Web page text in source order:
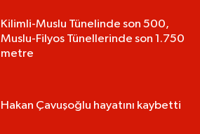
Kilimli-Muslu Tünelinde son 500,
Muslu-Filyos Tünellerinde son 1.750
metre
Hakan Çavuşoğlu hayatını kaybetti